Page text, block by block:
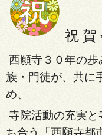
祝 賀
西願寺３０年の
族・門徒が、共に
め、
寺院活動の充実
ち合う「西願寺都